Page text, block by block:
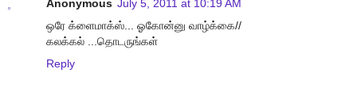
Anonymous July 5, 2011 at 10:19 AM
ஒரே க்ளைமாக்ஸ்... ஓகோன்னு வாழ்க்கை//
கலக்கல் ...தொடருங்கள்
Reply